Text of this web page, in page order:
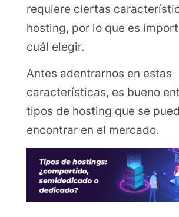
requiere ciertas
hosting, por lo que es
cuál elegir.
Antes adentrarnos en estas
características, es bueno
tipos de hosting que se
encontrar en el mercado.